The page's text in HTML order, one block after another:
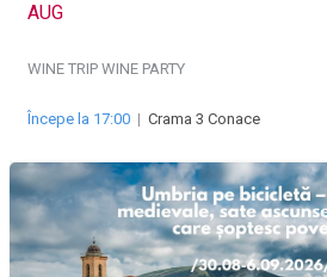
AUG
WINE TRIP WINE PARTY
Începe la 17:00 | Crama 3 Conace